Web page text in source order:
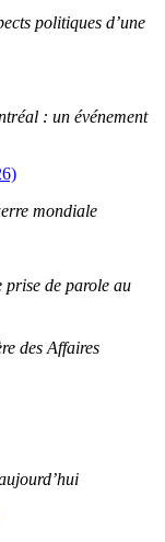
politiques d’une
: un événement
mondiale
prise de parole au
des Affaires